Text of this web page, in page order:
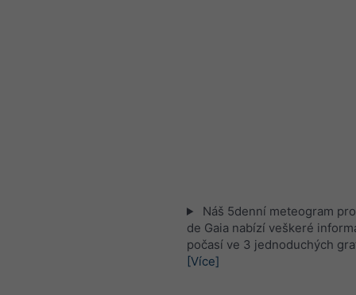
Náš 5denní meteogram
de Gaia nabízí veškeré
počasí ve 3 jednoduchých
[Více]